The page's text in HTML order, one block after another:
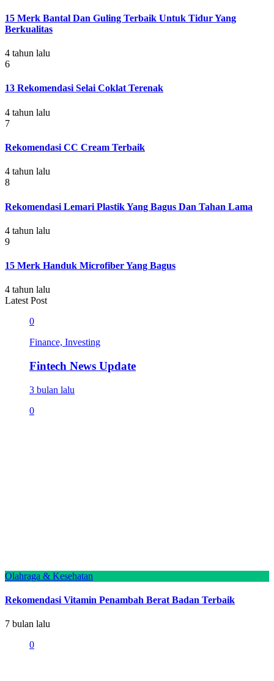
15 Merk Bantal Dan Guling Terbaik Untuk Tidur Yang
Berkualitas
4 tahun lalu
6
13 Rekomendasi Selai Coklat Terenak
4 tahun lalu
7
Rekomendasi CC Cream Terbaik
4 tahun lalu
8
Rekomendasi Lemari Plastik Yang Bagus Dan Tahan Lama
4 tahun lalu
9
15 Merk Handuk Microfiber Yang Bagus
4 tahun lalu
Latest Post
0
Finance, Investing
Fintech News Update
3 bulan lalu
0
Olahraga & Kesehatan
Rekomendasi Vitamin Penambah Berat Badan Terbaik
7 bulan lalu
0